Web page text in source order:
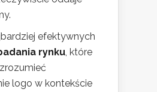
efektywnych
rynku , które
logo w kontekście